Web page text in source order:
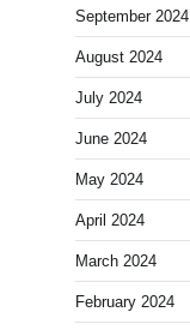
September 2024
August 2024
July 2024
June 2024
May 2024
April 2024
March 2024
February 2024